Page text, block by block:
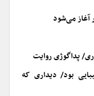
آغاز می‌شود
پداگوژی روایت
شکیبایی بود/ دیداری که